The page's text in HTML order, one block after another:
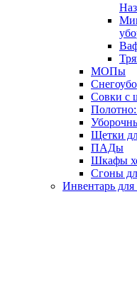
МОПы
Совки с
Щетки
ПАДы
Шкафы
Сгоны
Инвентарь